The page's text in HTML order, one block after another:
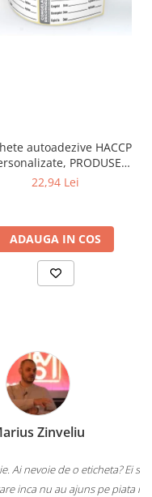
autoadezive HACCP
PRODUSE
25x54 mm,
22,94 Lei
ADAUGA IN COS
eticheta? Ei stiu sa le faca
pe piata mainstream.